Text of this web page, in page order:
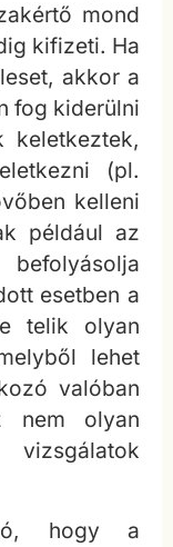
mond
kifizeti. Ha
akkor a
fog kiderülni
keletkeztek,
(pl.
kelleni
például az
esetben a
telik olyan
lehet
valóban
nem olyan
hogy a